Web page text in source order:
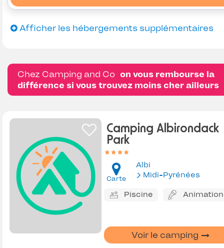
Afficher les hébergements supplémentaires
Chez Camping and Co on vous rembourse la
différence si vous trouvez moins cher ailleurs
Camping Albirondack
Park
Carte
Albi
Midi-Pyrénées
Piscine
Voir le camping